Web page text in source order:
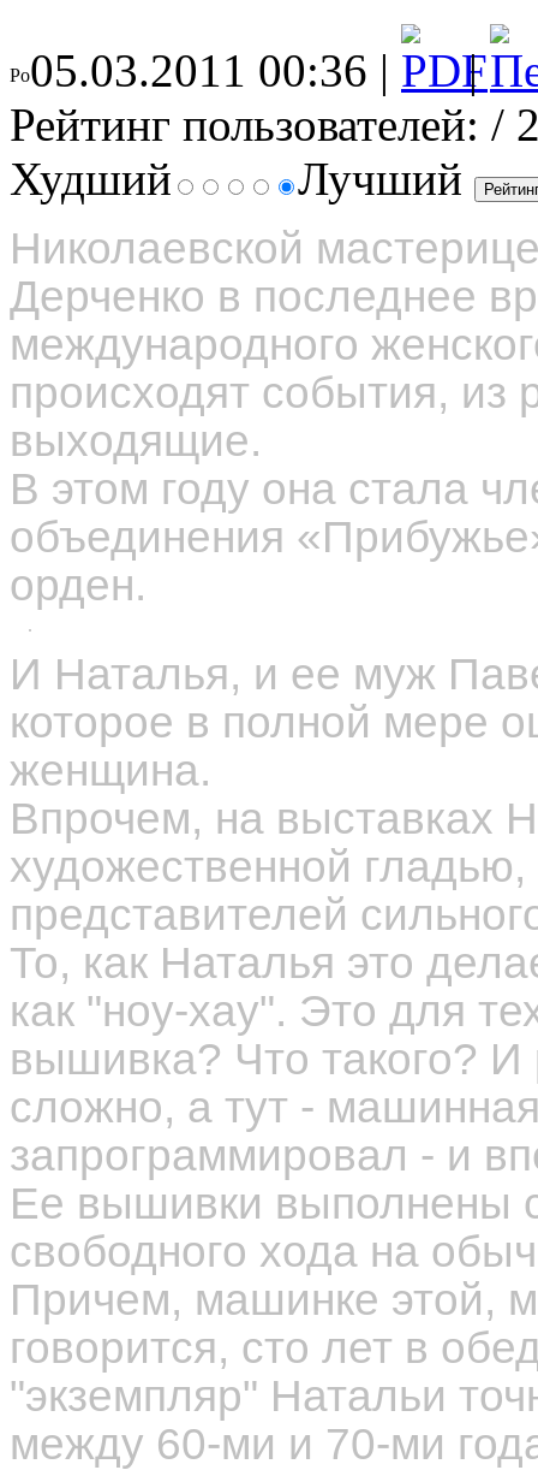
05.03.2011 00:36 |
|
Рейтинг пользователей: /
Худший
Лучший
Николаевской
Дерченко в последнее
международного
происходят события, из
выходящие.
В этом году она стала
объединения
орден.
И Наталья, и ее муж
которое в полной мере
женщина.
Впрочем, на выставках
художественной
представителей
То, как Наталья это
как "ноу-хау". Это для
вышивка? Что такого? И
сложно, а тут -
запрограммировал - и
Ее вышивки выполнены
свободного хода на
Причем, машинке этой,
говорится, сто лет в
"экземпляр" Натальи
между 60-ми и 70-ми